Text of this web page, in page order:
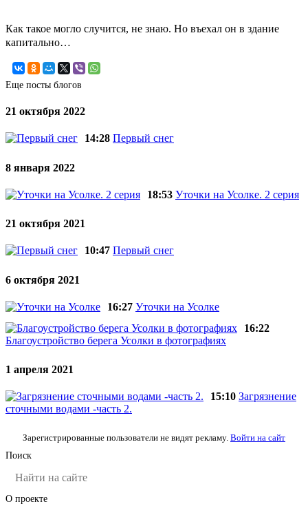
Как такое могло случится, не знаю. Но въехал он в здание
капитально…
Еще посты блогов
21 октября 2022
14:28 Первый снег
8 января 2022
18:53 Уточки на Усолке. 2 серия
21 октября 2021
10:47 Первый снег
6 октября 2021
16:27 Уточки на Усолке
16:22
Благоустройство берега Усолки в фотографиях
1 апреля 2021
15:10 Загрязнение
сточными водами -часть 2.
Зарегистрированные пользователи не видят рекламу. Войти на сайт
Поиск
О проекте